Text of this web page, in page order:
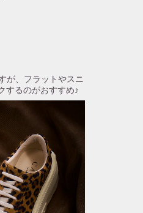
が、フラットやスニ
するのがおすすめ♪